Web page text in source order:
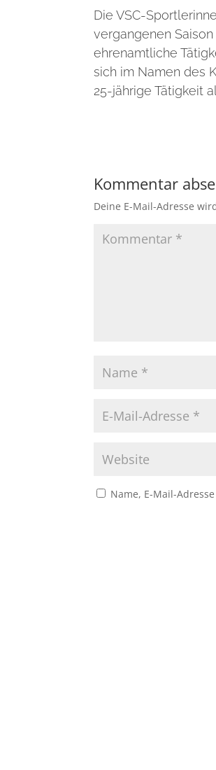
Die VSC-
vergangenen
ehrenamtliche
sich im Namen des
25-jährige Tätigkeit
Kommentar
Deine E-Mail-Adresse
Name, E-Mail-